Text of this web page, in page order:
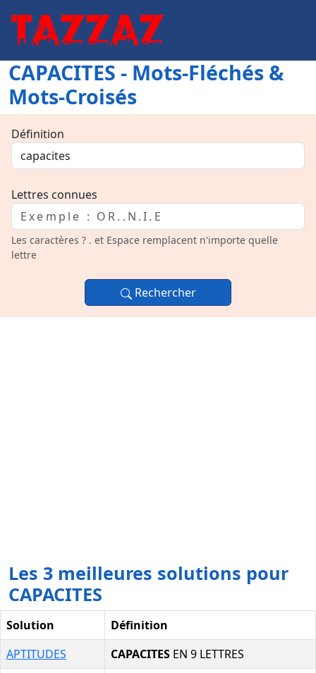
CAPACITES - Mots-Fléchés &
Mots-Croisés
Définition
Lettres connues
Les caractères ? . et Espace remplacent n'importe quelle
lettre
Rechercher
Les 3 meilleures solutions pour
CAPACITES
Solution
Définition
APTITUDES
CAPACITES EN 9 LETTRES